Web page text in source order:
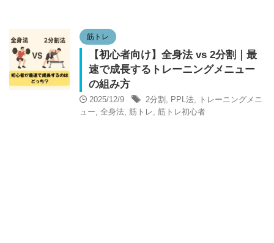
筋トレ
【初心者向け】全身法 vs 2分割｜最
速で成長するトレーニングメニュー
の組み方
2025/12/9 2分割 , PPL法,
トレーニングメニ
ュー, 全身法, 筋トレ, 筋トレ初心者